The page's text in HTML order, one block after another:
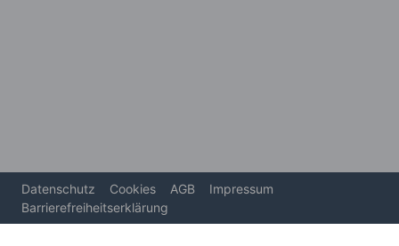
Datenschutz Cookies AGB
Impressum
Barrierefreiheitserklärung